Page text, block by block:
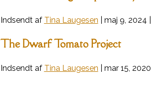
Indsendt af Tina Laugesen maj 9, 2024
The Dwarf Tomato Project
Indsendt af Tina Laugesen mar 15, 2020